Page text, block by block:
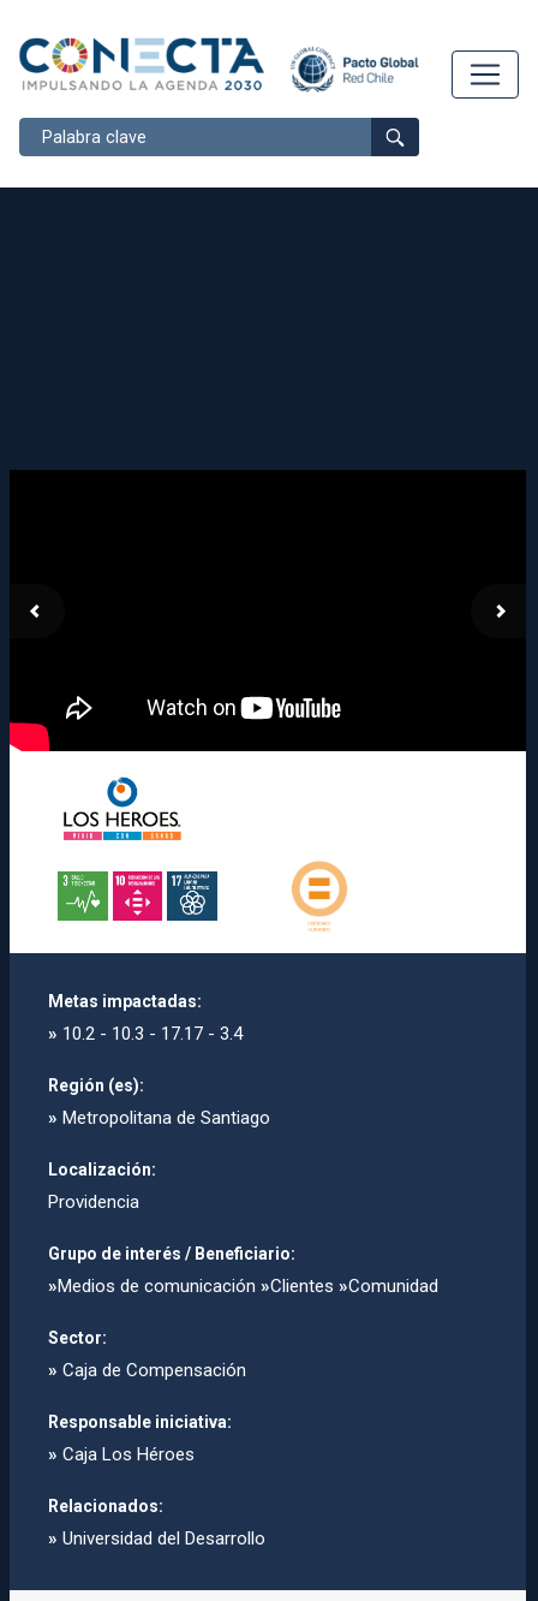
Buscar
Metas impactadas:
» 10.2 - 10.3 - 17.17 - 3.4
Región (es):
» Metropolitana de Santiago
Localización:
Providencia
Grupo de interés / Beneficiario:
»Medios de comunicación »Clientes »Comunidad
Sector:
» Caja de Compensación
Responsable iniciativa:
» Caja Los Héroes
Relacionados:
» Universidad del Desarrollo